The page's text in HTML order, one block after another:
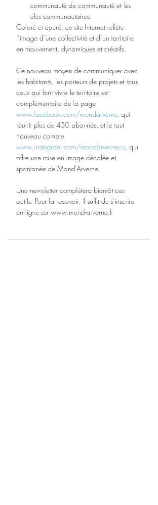
communauté de communauté et les
élus communautaires.
Coloré et épuré, ce site Internet reflète
l’image d’une collectivité et d’un territoire
en mouvement, dynamiques et créatifs.
Ce nouveau moyen de communiquer avec
les habitants, les porteurs de projets et tous
ceux qui font vivre le territoire est
complémentaire de la page
www.facebook.com/mondarverne, qui
réunit plus de 450 abonnés, et le tout
nouveau compte
www.instagram.com/mondarverneco, qui
offre une mise en image décalée et
spontanée de Mond'Arverne.
Une newsletter complétera bientôt ces
outils. Pour la recevoir, il suffit de s'inscrire
en ligne sur www.mond-arverne.fr